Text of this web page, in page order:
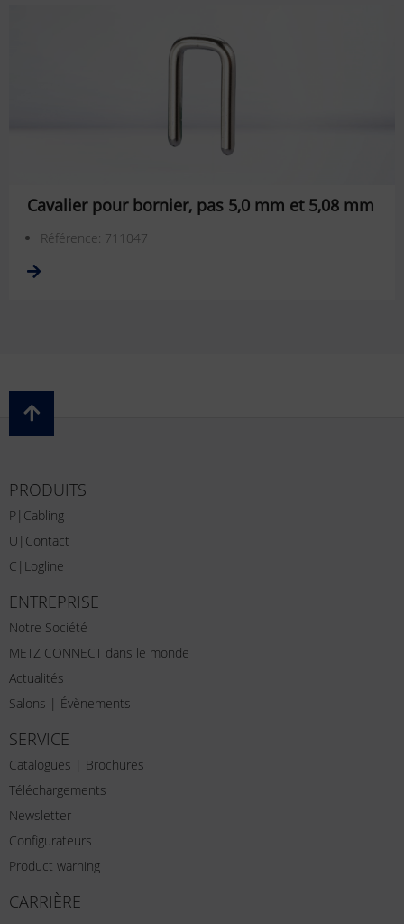
Cavalier pour bornier, pas 5,0 mm et 5,08 mm
Référence: 711047
PRODUITS
P|Cabling
U|Contact
C|Logline
ENTREPRISE
Notre Société
METZ CONNECT dans le monde
Actualités
Salons | Évènements
SERVICE
Catalogues | Brochures
Téléchargements
Newsletter
Configurateurs
Product warning
CARRIÈRE